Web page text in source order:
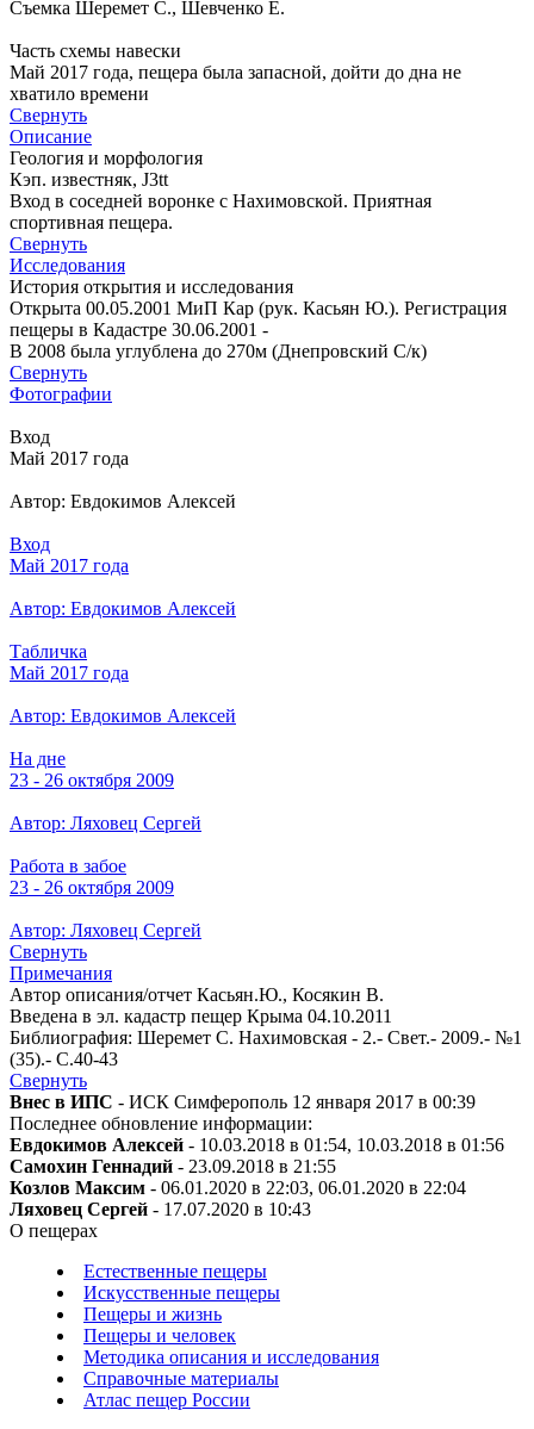
Съемка Шеремет С., Шевченко Е.
Часть схемы навески
Май 2017 года, пещера была запасной, дойти до дна не
хватило времени
Свернуть
Описание
Геология и морфология
Кэп. известняк, J3tt
Вход в соседней воронке с Нахимовской. Приятная
спортивная пещера.
Свернуть
Исследования
История открытия и исследования
Открыта 00.05.2001 МиП Кар (рук. Касьян Ю.). Регистрация
пещеры в Кадастре 30.06.2001 -
В 2008 была углублена до 270м (Днепровский С/к)
Свернуть
Фотографии
Вход
Май 2017 года
Автор: Евдокимов Алексей
Вход
Май 2017 года
Автор: Евдокимов Алексей
Табличка
Май 2017 года
Автор: Евдокимов Алексей
На дне
23 - 26 октября 2009
Автор: Ляховец Сергей
Работа в забое
23 - 26 октября 2009
Автор: Ляховец Сергей
Свернуть
Примечания
Автор описания/отчет Касьян.Ю., Косякин В.
Введена в эл. кадастр пещер Крыма 04.10.2011
Библиография: Шеремет С. Нахимовская - 2.- Свет.- 2009.- №1
(35).- С.40-43
Свернуть
Внес в ИПС - ИСК Симферополь 12 января 2017 в 00:39
Последнее обновление информации:
Евдокимов Алексей - 10.03.2018 в 01:54, 10.03.2018 в 01:56
Самохин Геннадий - 23.09.2018 в 21:55
Козлов Максим - 06.01.2020 в 22:03, 06.01.2020 в 22:04
Ляховец Сергей - 17.07.2020 в 10:43
О пещерах
Естественные пещеры
Искусственные пещеры
Пещеры и жизнь
Пещеры и человек
Методика описания и исследования
Справочные материалы
Атлас пещер России